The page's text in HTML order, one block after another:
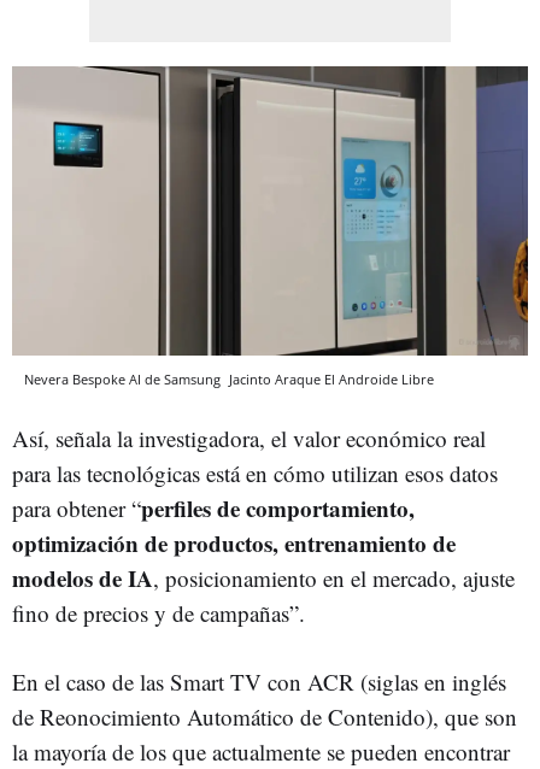
Nevera Bespoke AI de Samsung Jacinto Araque El Androide Libre
Así, señala la investigadora, el valor económico real
para las tecnológicas está en cómo utilizan esos datos
para obtener “perfiles de comportamiento,
optimización de productos, entrenamiento de
modelos de IA, posicionamiento en el mercado, ajuste
fino de precios y de campañas”.
En el caso de las Smart TV con ACR (siglas en inglés
de Reonocimiento Automático de Contenido), que son
la mayoría de los que actualmente se pueden encontrar